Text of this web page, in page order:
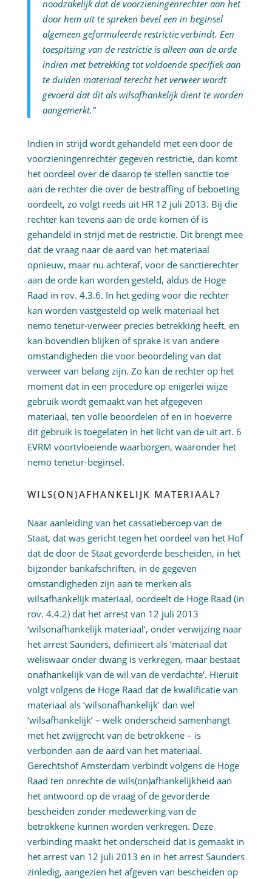
noodzakelijk dat de voorzieningenrechter aan het
door hem uit te spreken bevel een in beginsel
algemeen geformuleerde restrictie verbindt. Een
toespitsing van de restrictie is alleen aan de orde
indien met betrekking tot voldoende specifiek aan
te duiden materiaal terecht het verweer wordt
gevoerd dat dit als wilsafhankelijk dient te worden
aangemerkt.”
Indien in strijd wordt gehandeld met een door de
voorzieningenrechter gegeven restrictie, dan komt
het oordeel over de daarop te stellen sanctie toe
aan de rechter die over de bestraffing of beboeting
oordeelt, zo volgt reeds uit HR 12 juli 2013. Bij die
rechter kan tevens aan de orde komen óf is
gehandeld in strijd met de restrictie. Dit brengt mee
dat de vraag naar de aard van het materiaal
opnieuw, maar nu achteraf, voor de sanctierechter
aan de orde kan worden gesteld, aldus de Hoge
Raad in rov. 4.3.6. In het geding voor die rechter
kan worden vastgesteld op welk materiaal het
nemo tenetur-verweer precies betrekking heeft, en
kan bovendien blijken of sprake is van andere
omstandigheden die voor beoordeling van dat
verweer van belang zijn. Zo kan de rechter op het
moment dat in een procedure op enigerlei wijze
gebruik wordt gemaakt van het afgegeven
materiaal, ten volle beoordelen of en in hoeverre
dit gebruik is toegelaten in het licht van de uit art. 6
EVRM voortvloeiende waarborgen, waaronder het
nemo tenetur-beginsel.
WILS(ON)AFHANKELIJK MATERIAAL?
Naar aanleiding van het cassatieberoep van de
Staat, dat was gericht tegen het oordeel van het Hof
dat de door de Staat gevorderde bescheiden, in het
bijzonder bankafschriften, in de gegeven
omstandigheden zijn aan te merken als
wilsafhankelijk materiaal, oordeelt de Hoge Raad (in
rov. 4.4.2) dat het arrest van 12 juli 2013
‘wilsonafhankelijk materiaal’, onder verwijzing naar
het arrest Saunders, definieert als ‘materiaal dat
weliswaar onder dwang is verkregen, maar bestaat
onafhankelijk van de wil van de verdachte’. Hieruit
volgt volgens de Hoge Raad dat de kwalificatie van
materiaal als ‘wilsonafhankelijk’ dan wel
‘wilsafhankelijk’ – welk onderscheid samenhangt
met het zwijgrecht van de betrokkene – is
verbonden aan de aard van het materiaal.
Gerechtshof Amsterdam verbindt volgens de Hoge
Raad ten onrechte de wils(on)afhankelijkheid aan
het antwoord op de vraag of de gevorderde
bescheiden zonder medewerking van de
betrokkene kunnen worden verkregen. Deze
verbinding maakt het onderscheid dat is gemaakt in
het arrest van 12 juli 2013 en in het arrest Saunders
zinledig, aangezien het afgeven van bescheiden op